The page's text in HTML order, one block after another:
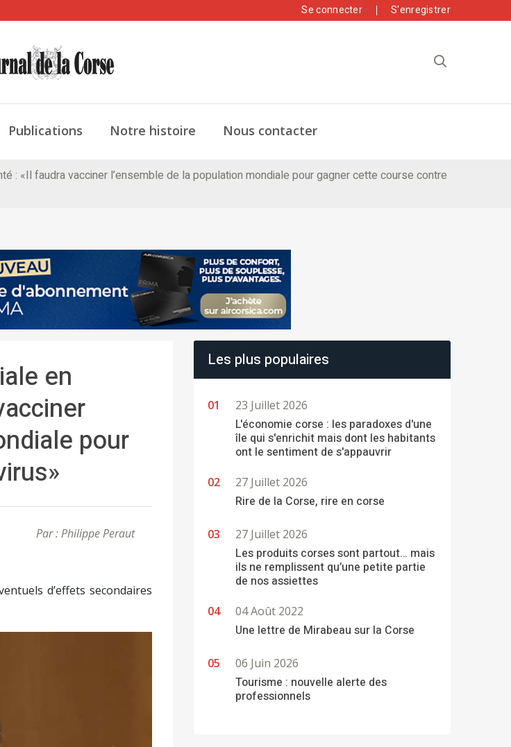
Se connecter S'enregistrer
Publications Notre histoire Nous contacter
: «Il faudra vacciner l’ensemble de la population mondiale pour gagner cette course contre
en
pour
Par : Philippe Peraut
d’effets secondaires
Les plus populaires
23 Juillet 2026
L'économie corse : les paradoxes d'une
île qui s'enrichit mais dont les habitants
ont le sentiment de s'appauvrir
27 Juillet 2026
Rire de la Corse, rire en corse
27 Juillet 2026
Les produits corses sont partout… mais
ils ne remplissent qu’une petite partie
de nos assiettes
04 Août 2022
Une lettre de Mirabeau sur la Corse
06 Juin 2026
Tourisme : nouvelle alerte des
professionnels